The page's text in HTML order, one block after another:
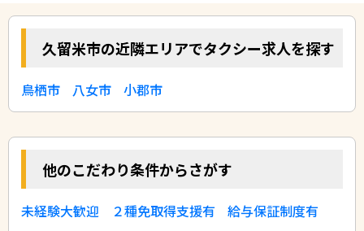
久留米市の近隣エリアでタクシー求人を探す
鳥栖市 八女市 小郡市
他のこだわり条件からさがす
未経験大歓迎 ２種免取得支援有
給与保証制度有